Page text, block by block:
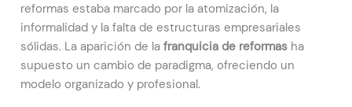
reformas estaba marcado por la atomización, la
informalidad y la falta de estructuras empresariales
sólidas. La aparición de lafranquicia de reformas ha
supuesto un cambio de paradigma, ofreciendo un
modelo organizado y profesional.